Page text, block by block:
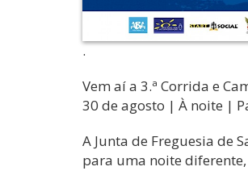
.
Vem aí a 3.ª Corrida e
30 de agosto | À noite |
A Junta de Freguesia de
para uma noite